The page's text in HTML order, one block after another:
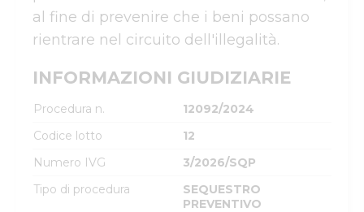
al fine di prevenire che i beni possano
rientrare nel circuito dell'illegalità.
INFORMAZIONI GIUDIZIARIE
Procedura n.
12092/2024
Codice lotto
12
Numero IVG
3/2026/SQP
Tipo di procedura
SEQUESTRO
PREVENTIVO